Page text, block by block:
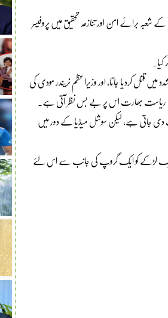
برائے امن اور تنازعہ تحقیق میں پروفیسر
کردیا جاتا، اور وزیراعظم نریندر مودی کی
ریاست بھارت اس پر بے بس نظر آتی ہے۔
دی جاتی ہے، لیکن سوشل میڈیا کے دور میں
ایک لڑکے کو ایک گروپ کی جانب سے اس لئے